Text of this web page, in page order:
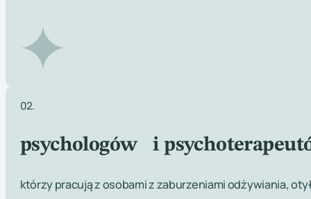
02.
psychologów i
którzy pracują z osobami z zaburzeniami odżywiania,